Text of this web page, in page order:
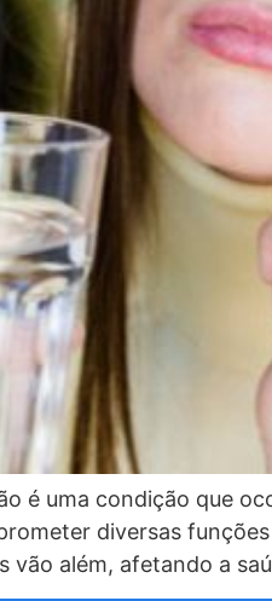
é uma condição que
diversas
vão além, afetando a